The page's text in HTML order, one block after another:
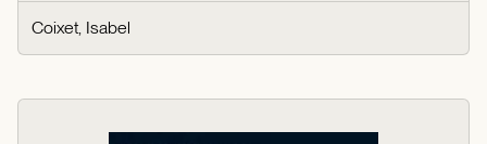
Coixet, Isabel